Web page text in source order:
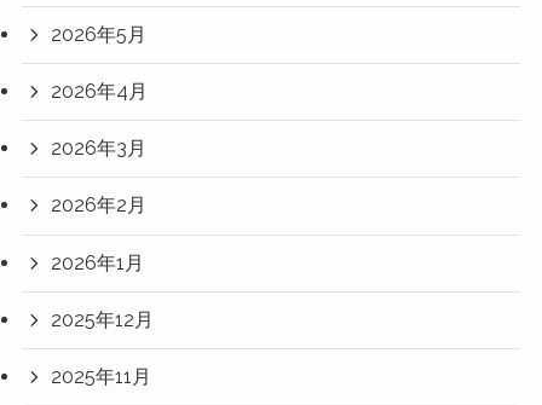
2026年5月
2026年4月
2026年3月
2026年2月
2026年1月
2025年12月
2025年11月